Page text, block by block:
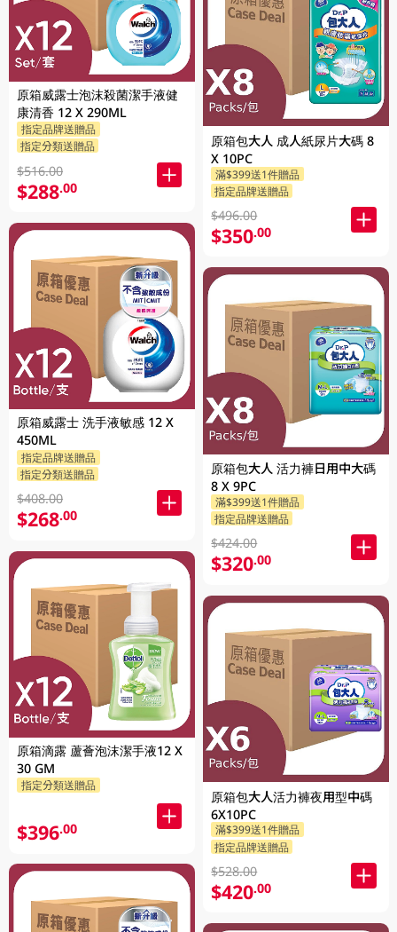
原箱威露士泡沫殺菌潔手液健
康清香 12 X 290ML
指定品牌送贈品
指定分類送贈品
$516.00
$288.00
原箱威露士 洗手液敏感 12 X
450ML
指定品牌送贈品
指定分類送贈品
$408.00
$268.00
原箱滴露 蘆薈泡沫潔手液12 X
30 GM
指定分類送贈品
$396.00
原箱包大人 成人紙尿片大碼 8
X 10PC
滿$399送1件贈品
指定品牌送贈品
$496.00
$350.00
原箱包大人 活力褲日用中大碼
8 X 9PC
滿$399送1件贈品
指定品牌送贈品
$424.00
$320.00
原箱包大人活力褲夜用型中碼
6X10PC
滿$399送1件贈品
指定品牌送贈品
$528.00
$420.00